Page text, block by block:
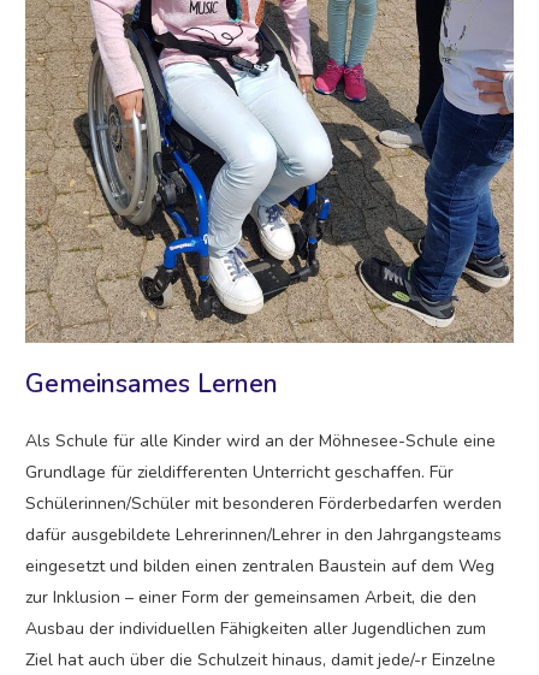
Gemeinsames Lernen
Als Schule für alle Kinder wird an der Möhnesee-Schule eine
Grundlage für zieldifferenten Unterricht geschaffen. Für
Schülerinnen/Schüler mit besonderen Förderbedarfen werden
dafür ausgebildete Lehrerinnen/Lehrer in den Jahrgangsteams
eingesetzt und bilden einen zentralen Baustein auf dem Weg
zur Inklusion – einer Form der gemeinsamen Arbeit, die den
Ausbau der individuellen Fähigkeiten aller Jugendlichen zum
Ziel hat auch über die Schulzeit hinaus, damit jede/-r Einzelne